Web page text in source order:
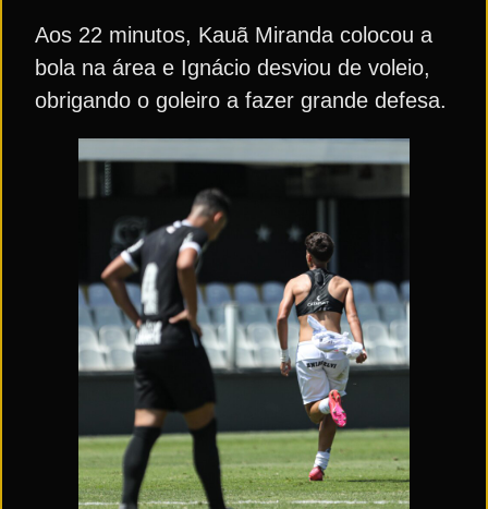
Aos 22 minutos, Kauã Miranda colocou a
bola na área e Ignácio desviou de voleio,
obrigando o goleiro a fazer grande defesa.